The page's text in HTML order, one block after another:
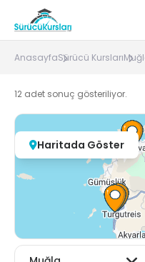
AnasayfaSürücü Kursları
12 adet sonuç gösteriliyor.
Haritada Göster